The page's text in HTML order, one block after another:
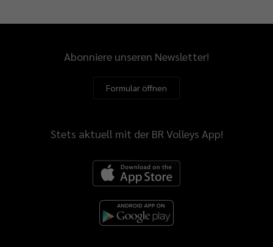
Abonniere unseren Newsletter!
Formular öffnen
Stets aktuell mit der BR Volleys App!